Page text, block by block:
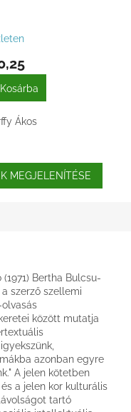
Kosárba
Ákos
MEGJELENÍTÉSE
Bertha Bulcsu-
szerző szellemi
között mutatja
azonban egyre
A jelen kötetben
a jelen kor kulturális
tartó